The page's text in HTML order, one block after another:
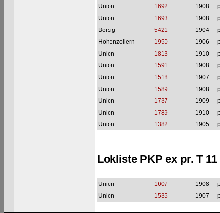
Union
1692 1908
Union
1693 1908
Borsig
5421 1904
Hohenzollern
1950 1906
Union
1813 1910
Union
1591 1908
Union
1518 1907
Union
1589 1908
Union
1737 1909
Union
1789 1910
Union
1382 1905
Lokliste PKP ex pr. T
Union 1607 1908
Union
1535 1907